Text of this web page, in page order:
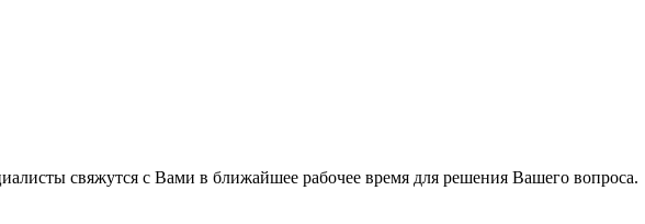
свяжутся с Вами в ближайшее рабочее время для решения Вашего вопроса.